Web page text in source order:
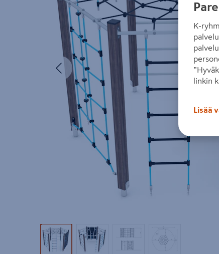
Edellinen
Tuotekuva 1Tuotekuva 2Tuotekuva 3Tuotekuva 4
K-
linkin
Lisää